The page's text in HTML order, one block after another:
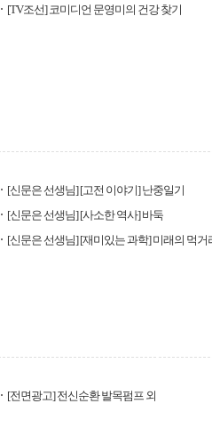
[TV조선] 코미디언 문영미의 건강 찾기
[신문은 선생님] [고전 이야기] 난중일기
[신문은 선생님] [사소한 역사] 바둑
[신문은 선생님] [재미있는 과학] 미래의 먹거
[전면광고] 전신순환 발목펌프 외